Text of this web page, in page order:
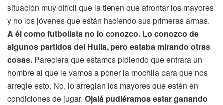
situación muy difícil que la tienen que afrontar los mayores
y no los jóvenes que están haciendo sus primeras armas.
A él como futbolista no lo conozco. Lo conozco de
algunos partidos del Huila, pero estaba mirando otras
cosas. Pareciera que estamos pidiendo que entrara un
hombre al que le vamos a poner la mochila para que nos
arregle esto. No, lo arreglan los mayores que estén en
condiciones de jugar. Ojalá pudiéramos estar ganando